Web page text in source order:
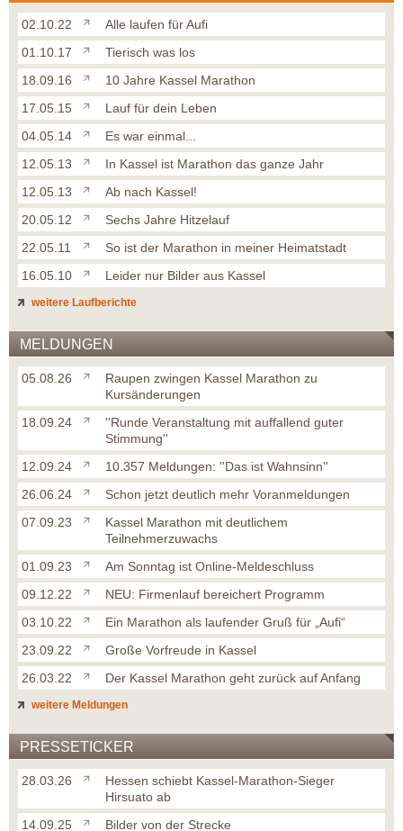
02.10.22
Alle laufen für Aufi
01.10.17
Tierisch was los
18.09.16
10 Jahre Kassel Marathon
17.05.15
Lauf für dein Leben
04.05.14
Es war einmal...
12.05.13
In Kassel ist Marathon das ganze Jahr
12.05.13
Ab nach Kassel!
20.05.12
Sechs Jahre Hitzelauf
22.05.11
So ist der Marathon in meiner Heimatstadt
16.05.10
Leider nur Bilder aus Kassel
weitere Laufberichte
MELDUNGEN
05.08.26
Raupen zwingen Kassel Marathon zu
Kursänderungen
18.09.24
''Runde Veranstaltung mit auffallend guter
Stimmung''
12.09.24
10.357 Meldungen: ''Das ist Wahnsinn''
26.06.24
Schon jetzt deutlich mehr Voranmeldungen
07.09.23
Kassel Marathon mit deutlichem
Teilnehmerzuwachs
01.09.23
Am Sonntag ist Online-Meldeschluss
09.12.22
NEU: Firmenlauf bereichert Programm
03.10.22
Ein Marathon als laufender Gruß für „Aufi“
23.09.22
Große Vorfreude in Kassel
26.03.22
Der Kassel Marathon geht zurück auf Anfang
weitere Meldungen
PRESSETICKER
28.03.26
Hessen schiebt Kassel-Marathon-Sieger
Hirsuato ab
14.09.25
Bilder von der Strecke